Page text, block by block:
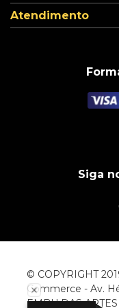
Atendimento
Siga
© COPYRIGHT
Commerce - Av.
EMBU DAS